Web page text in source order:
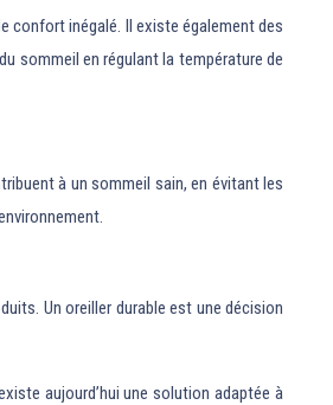
confort inégalé. Il existe également des
sommeil en régulant la température de
à un sommeil sain, en évitant les
Un oreiller durable est une décision
aujourd’hui une solution adaptée à